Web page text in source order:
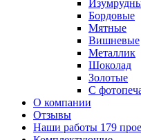
Бордовые
Мятные
Вишневые
Металлик
Шоколад
Золотые
С
О компании
Отзывы
Наши работы 179